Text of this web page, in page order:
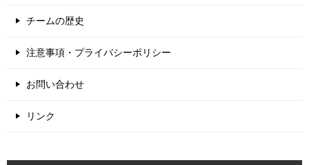
チームの歴史
注意事項・プライバシーポリシー
お問い合わせ
リンク